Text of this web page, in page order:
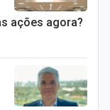
ações agora?